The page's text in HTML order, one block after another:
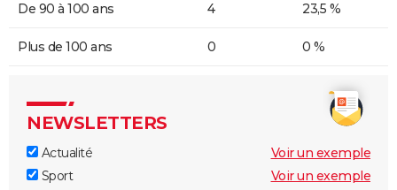
De 90 à 100 ans 4 23,5 %
Plus de 100 ans 0 0 %
NEWSLETTERS
Actualité
Voir un exemple
Sport
Voir un exemple